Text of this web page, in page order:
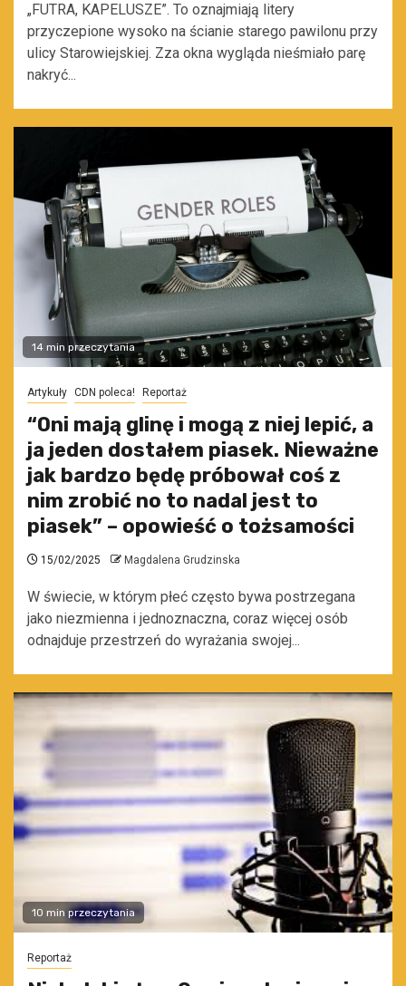
„FUTRA, KAPELUSZE”. To oznajmiają litery
przyczepione wysoko na ścianie starego pawilonu przy
ulicy Starowiejskiej. Zza okna wygląda nieśmiało parę
nakryć...
14 min przeczytania
Artykuły CDN poleca! Reportaż
“Oni mają glinę i mogą z niej lepić, a
ja jeden dostałem piasek. Nieważne
jak bardzo będę próbował coś z
nim zrobić no to nadal jest to
piasek” – opowieść o tożsamości
15/02/2025 Magdalena Grudzinska
W świecie, w którym płeć często bywa postrzegana
jako niezmienna i jednoznaczna, coraz więcej osób
odnajduje przestrzeń do wyrażania swojej...
10 min przeczytania
Reportaż